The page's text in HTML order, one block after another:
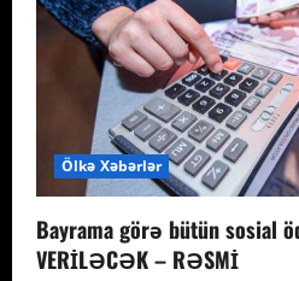
Ölkə Xəbərlər
Bayrama görə bütün sosial
VERİLƏCƏK – RƏSMİ